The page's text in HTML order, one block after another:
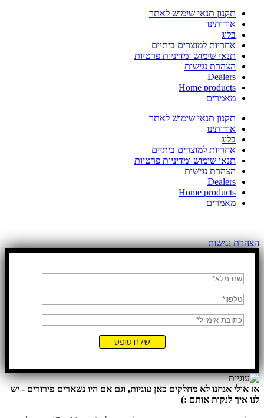
תקנון תנאי שימוש לאתר
אודותינו
בלוג
אחריות למוצרים ביתיים
תנאי שימוש ומדיניות פרטיות
הצהרת נגישות
Dealers
Home products
מאמרים
תקנון תנאי שימוש לאתר
אודותינו
בלוג
אחריות למוצרים ביתיים
תנאי שימוש ומדיניות פרטיות
הצהרת נגישות
Dealers
Home products
מאמרים
הצהרת נגישות
אז אולי אנחנו לא מחלקים כאן עוגיות, וגם אם היו נשארים פירורים - יש
לנו איך לנקות אותם :)